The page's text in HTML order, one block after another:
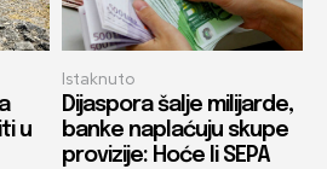
u
Istaknuto
Dijaspora šalje milijarde,
banke naplaćuju skupe
provizije: Hoće li SEPA